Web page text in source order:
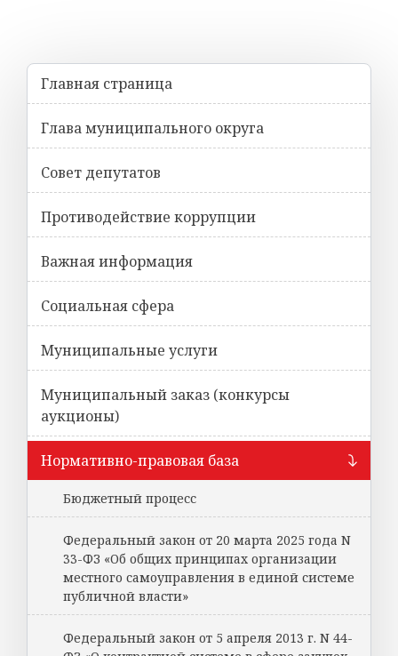
Главная страница
Глава муниципального округа
Совет депутатов
Противодействие коррупции
Важная информация
Социальная сфера
Муниципальные услуги
Муниципальный заказ (конкурсы
аукционы)
Нормативно-правовая база
Бюджетный процесс
Федеральный закон от 20 марта 2025 года N
33-ФЗ «Об общих принципах организации
местного самоуправления в единой системе
публичной власти»
Федеральный закон от 5 апреля 2013 г. N 44-